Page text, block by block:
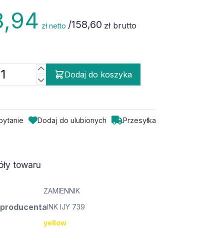
zł netto /158,60 zł brutto
Dodaj do koszyka
Dodaj do ulubionych Przesyłka
towaru
ZAMIENNIK
INK IJY 739
yellow